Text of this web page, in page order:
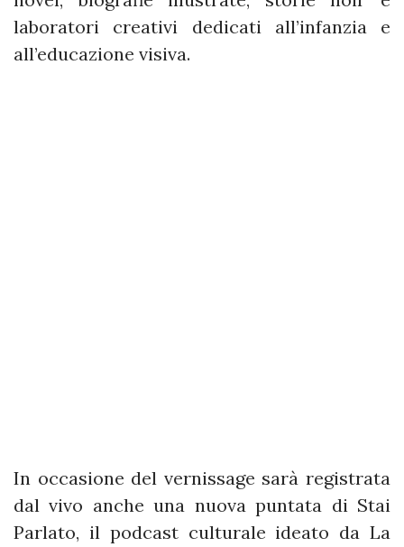
laboratori creativi dedicati all’infanzia e
all’educazione visiva.
In occasione del vernissage sarà registrata
dal vivo anche una nuova puntata di Stai
Parlato, il podcast culturale ideato da La